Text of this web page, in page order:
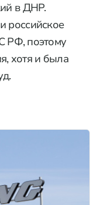
в ДНР.
российское
РФ, поэтому
хотя и была